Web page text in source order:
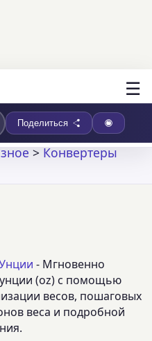
☰
Поделиться
>Конвертеры
- Мгновенно
(oz) с помощью
весов, пошаговых
веса и подробной